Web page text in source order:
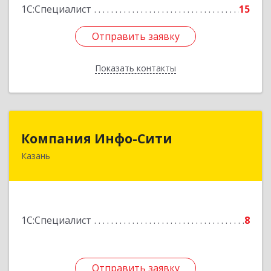
1С:Специалист 15
Отправить заявку
Показать контакты
Отправить заявку
Назад
Компания Инфо-Сити
Казань
1С:Специалист 8
Отправить заявку
Компания Инфо-Сити
420045, Татарстан Респ, Казань г, Н.Ершова ул,
Отправить заявку